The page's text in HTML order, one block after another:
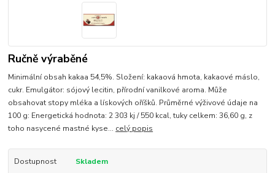
Ručně výraběné
Minimální obsah kakaa 54,5%. Složení: kakaová hmota, kakaové máslo,
cukr. Emulgátor: sójový lecitin, přírodní vanilkové aroma. Může
obsahovat stopy mléka a lískových oříšků. Průměrné výživové údaje na
100 g: Energetická hodnota: 2 303 kj / 550 kcal, tuky celkem: 36,60 g, z
toho nasycené mastné kyse... celý popis
Dostupnost Skladem